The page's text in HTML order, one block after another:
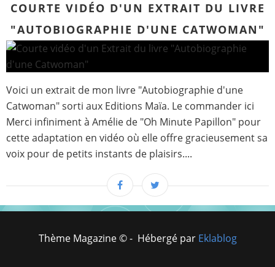
COURTE VIDÉO D'UN EXTRAIT DU LIVRE
"AUTOBIOGRAPHIE D'UNE CATWOMAN"
Voici un extrait de mon livre "Autobiographie d'une
Catwoman" sorti aux Editions Maïa. Le commander ici
Merci infiniment à Amélie de "Oh Minute Papillon" pour
cette adaptation en vidéo où elle offre gracieusement sa
voix pour de petits instants de plaisirs....
Thème Magazine © - Hébergé par Eklablog